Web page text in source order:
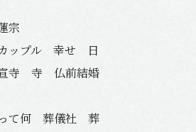
宗
ップル 幸せ 日
寺 寺 仏前結婚
て何 葬儀社 葬